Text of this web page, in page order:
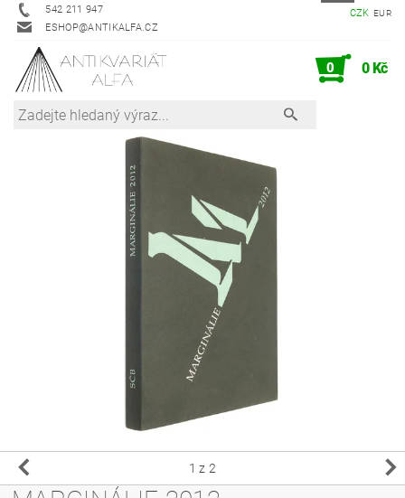
542 211 947
ESHOP@ANTIKALFA.CZ
CZK EUR
0 0 Kč
1 z 2